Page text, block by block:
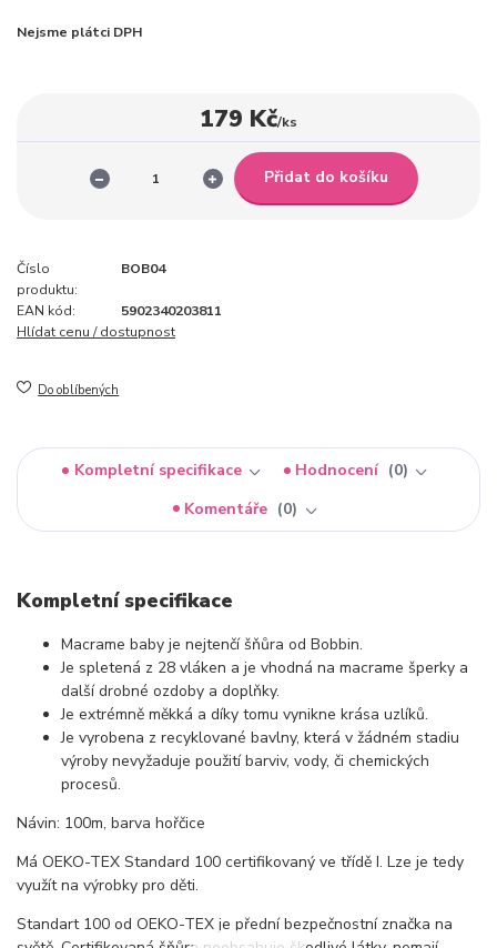
Nejsme plátci DPH
179 Kč/ks
Přidat do košíku
Číslo
produktu:
BOB04
EAN kód:
5902340203811
Hlídat cenu / dostupnost
Do oblíbených
Kompletní specifikace Hodnocení
0
Komentáře
0
Kompletní specifikace
Macrame baby je nejtenčí šňůra od Bobbin.
Je spletená z 28 vláken a je vhodná na macrame šperky a
další drobné ozdoby a doplňky.
Je extrémně měkká a díky tomu vynikne krása uzlíků.
Je vyrobena z recyklované bavlny, která v žádném stadiu
výroby nevyžaduje použití barviv, vody, či chemických
procesů.
Návin: 100m, barva hořčice
Má OEKO-TEX Standard 100 certifikovaný ve třídě I. Lze je tedy
využít na výrobky pro děti.
Standart 100 od OEKO-TEX je přední bezpečnostní značka na